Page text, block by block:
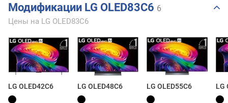
Модификации LG OLED83C6 6
Цены на LG OLED83C6
LG OLED42C6 LG OLED48C6 LG OLED55C6 LG